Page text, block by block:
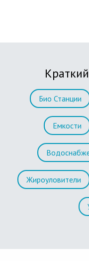
Био Станции
Емкости
Жироуловители